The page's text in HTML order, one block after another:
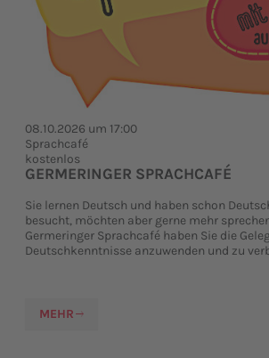
08.10.2026 um 17:00
Sprachcafé
kostenlos
GERMERINGER SPRACHCAFÉ
Sie lernen Deutsch und haben schon
besucht, möchten aber gerne mehr
Germeringer Sprachcafé haben Sie die
Deutschkenntnisse anzuwenden und zu
MEHR